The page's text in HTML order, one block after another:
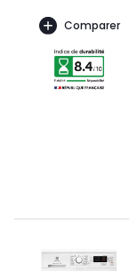
Comparer